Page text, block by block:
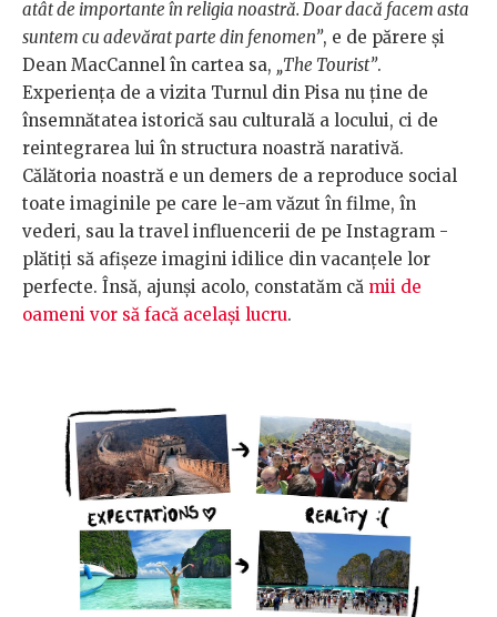
atât de importante în religia noastră. Doar dacă facem asta
suntem cu adevărat parte din fenomen”, e de părere și
Dean MacCannel în cartea sa, „The Tourist”.
Experiența de a vizita Turnul din Pisa nu ține de
însemnătatea istorică sau culturală a locului, ci de
reintegrarea lui în structura noastră narativă.
Călătoria noastră e un demers de a reproduce social
toate imaginile pe care le-am văzut în filme, în
vederi, sau la travel influencerii de pe Instagram -
plătiți să afișeze imagini idilice din vacanțele lor
perfecte. Însă, ajunși acolo, constatăm că mii de
oameni vor să facă același lucru.